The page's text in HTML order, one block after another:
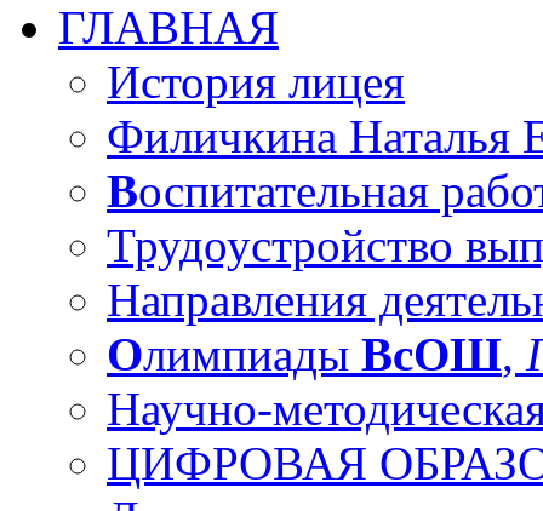
ГЛАВНАЯ
История лицея
Филичкина Наталья
Воспитательная
Трудоустройство
Направления
Олимпиады ВсОШ,
Научно-
ЦИФРОВАЯ